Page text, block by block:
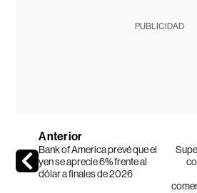
PUBLICIDAD
Anterior
Bank of America prevé que el
yen se aprecie 6% frente al
dólar a finales de 2026